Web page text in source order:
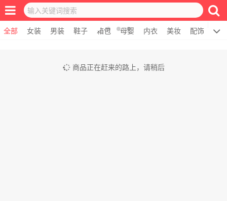
全部 女装 男装 鞋子 箱包 母婴 内衣 美妆 配饰 居家